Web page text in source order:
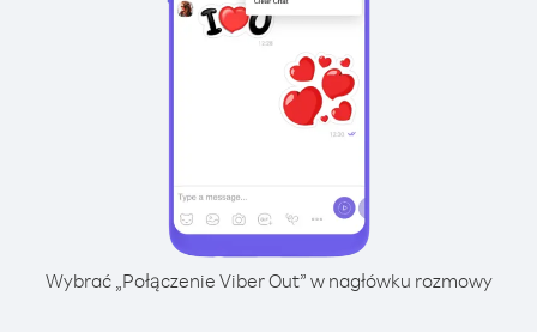
Wybrać „Połączenie Viber Out” w nagłówku rozmowy